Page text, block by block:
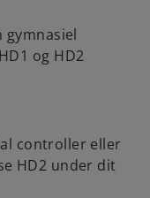
og HD2
controller eller
HD2 under dit